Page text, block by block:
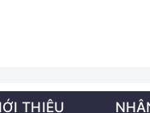
THIỆU